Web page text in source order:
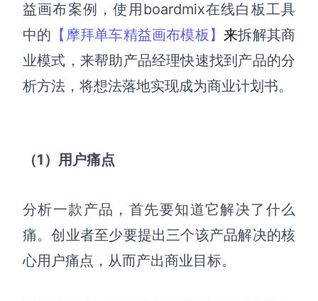
AI生成价值链
数据分析与策略
AI生成用户画像
AI生成4P营销理论模型
AI生成竞品分析
AI生成安索夫矩阵
智能创作
AI生成PPT
AI生成简历
益画布案例，使用boardmix在线白板工具
中的 【摩拜单车精益画布模板】来拆解其商
业模式，来帮助产品经理快速找到产品的分
析方法，将想法落地实现成为商业计划书。
（1）用户痛点
分析一款产品，首先要知道它解决了什么
痛。创业者至少要提出三个该产品解决的核
心用户痛点，从而产出商业目标。